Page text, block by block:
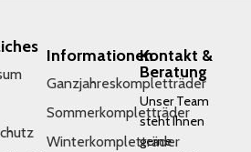
Informationen
Ganzjahreskompletträder
Sommerkompletträder
Winterkompletträder
Kontakt &
Beratung
Unser Team
steht Ihnen
gerne